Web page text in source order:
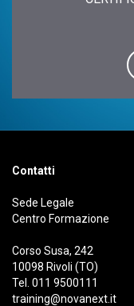
Contatti
Sede Legale
Centro Formazione
Corso Susa, 242
10098 Rivoli (TO)
Tel. 011 9500111
training@novanext.it